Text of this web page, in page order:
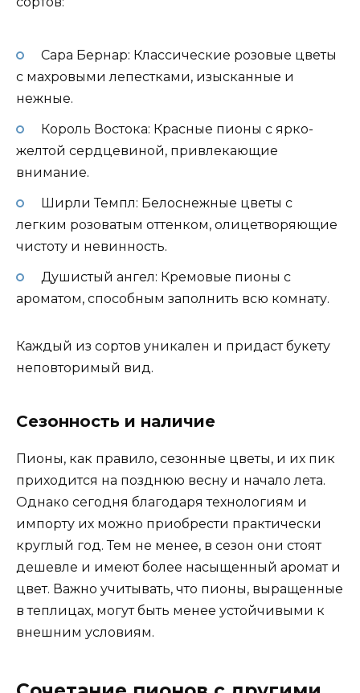
Сара Бернар: Классические розовые цветы
с махровыми лепестками, изысканные и
нежные.
Король Востока: Красные пионы с ярко-
желтой сердцевиной, привлекающие
внимание.
Ширли Темпл: Белоснежные цветы с
легким розоватым оттенком, олицетворяющие
чистоту и невинность.
Душистый ангел: Кремовые пионы с
ароматом, способным заполнить всю комнату.
Каждый из сортов уникален и придаст букету
неповторимый вид.
Сезонность и наличие
Пионы, как правило, сезонные цветы, и их пик
приходится на позднюю весну и начало лета.
Однако сегодня благодаря технологиям и
импорту их можно приобрести практически
круглый год. Тем не менее, в сезон они стоят
дешевле и имеют более насыщенный аромат и
цвет. Важно учитывать, что пионы, выращенные
в теплицах, могут быть менее устойчивыми к
внешним условиям.